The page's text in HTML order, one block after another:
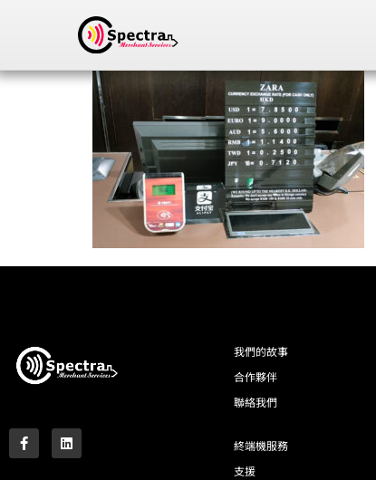
我們的故事
合作夥伴
聯絡我們
終端機服務
支援